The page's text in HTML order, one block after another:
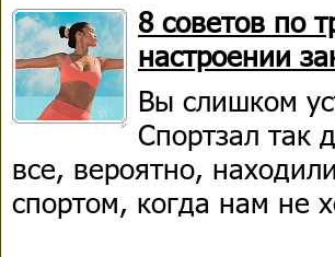
8 советов по
настроении
Вы слишком
Спортзал так
все, вероятно,
спортом, когда нам не